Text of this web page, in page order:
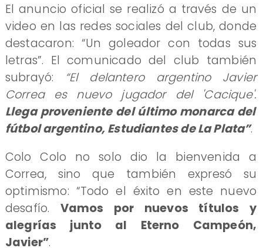
El anuncio oficial se realizó a través de un
video en las redes sociales del club, donde
destacaron: “Un goleador con todas sus
letras”. El comunicado del club también
subrayó:
“El delantero argentino Javier
Correa es nuevo jugador del 'Cacique'.
Llega proveniente del último monarca del
fútbol argentino, Estudiantes de La Plata”.
Colo Colo no solo dio la bienvenida a
Correa, sino que también expresó su
optimismo: “Todo el éxito en este nuevo
desafío. Vamos por nuevos títulos y
alegrías junto al Eterno Campeón,
Javier”.